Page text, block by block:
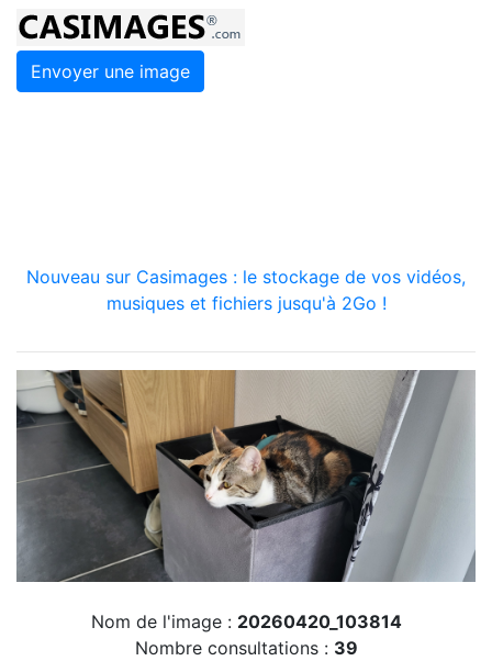
Envoyer une image
Nouveau sur Casimages : le stockage de vos vidéos,
musiques et fichiers jusqu'à 2Go !
Nom de l'image : 20260420_103814
Nombre consultations : 39